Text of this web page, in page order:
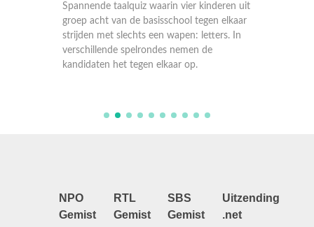
Spannende taalquiz waarin vier kinderen uit
groep acht van de basisschool tegen elkaar
strijden met slechts een wapen: letters. In
verschillende spelrondes nemen de
kandidaten het tegen elkaar op.
NPO
Gemist
RTL
Gemist
SBS
Gemist
Uitzending
.net